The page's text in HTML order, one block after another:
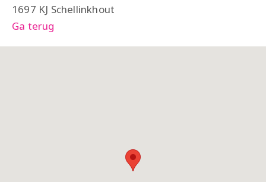
1697 KJ Schellinkhout
Ga terug